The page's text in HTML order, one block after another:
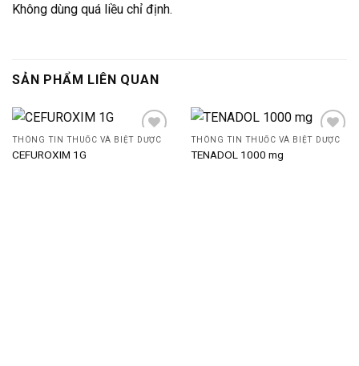
Không dùng quá liều chỉ định.
SẢN PHẨM LIÊN QUAN
THÔNG TIN THUỐC VÀ BIỆT DƯỢC
CEFUROXIM 1G
THÔNG TIN THUỐC VÀ BIỆT DƯỢC
TENADOL 1000 mg